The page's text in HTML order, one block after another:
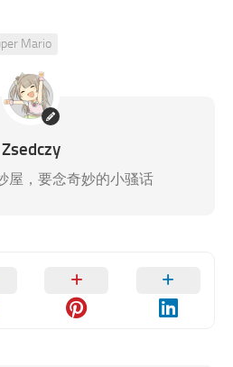
Mario
Zsedczy
屋，要念奇妙的小骚话